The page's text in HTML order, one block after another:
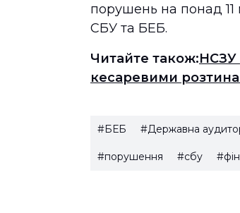
порушень на понад 11
СБУ та БЕБ.
Читайте також:НСЗУ
кесаревими
#БЕБ #Державна
#порушення #сбу